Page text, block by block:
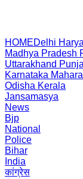
HOMEDelhi
Madhya Pradesh
Uttarakhand
Karnataka
Odisha Kerala
Jansamasya
News
Bjp
National
Police
Bihar
India
कांग्रेस